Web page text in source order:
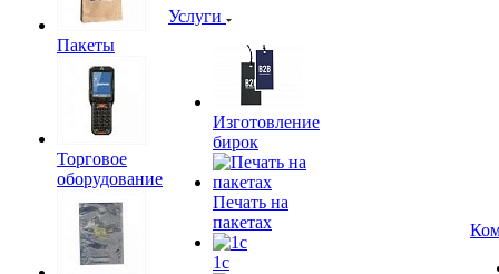
Пакеты
Торговое
оборудование
Услуги
Изготовление
бирок
Печать на
пакетах
1c